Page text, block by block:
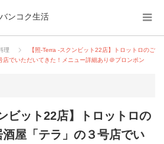
ンコク生活
理
【照-Terra -スクンビット22店】トロットロのご
店でいただいてきた！メニュー詳細あり＠プロンポン
ビット22店】トロットロの
屋「テラ」の３号店でい